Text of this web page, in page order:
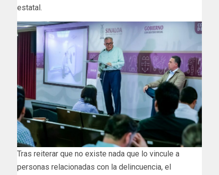
estatal.
Tras reiterar que no existe nada que lo vincule a
personas relacionadas con la delincuencia, el